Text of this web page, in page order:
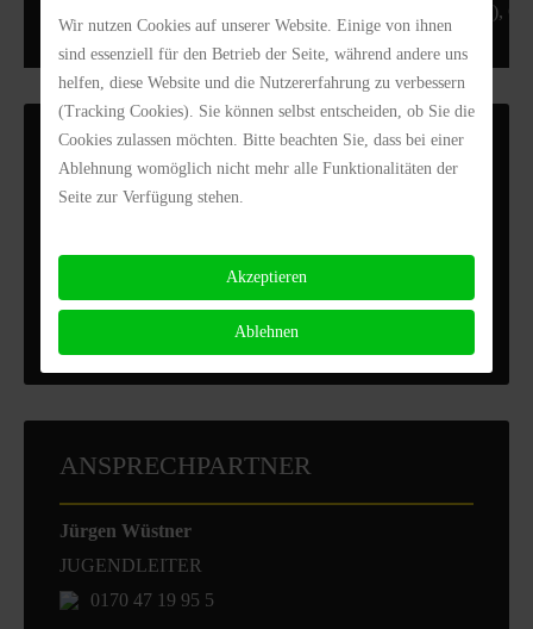
Monika Sticht (01743212953),
TRAININGSORT
ANSPRECHPARTNER
Jürgen Wüstner
JUGENDLEITER
0170 47 19 95 5
Wir nutzen Cookies auf unserer Website. Einige von ihnen
sind essenziell für den Betrieb der Seite, während andere uns
helfen, diese Website und die Nutzererfahrung zu verbessern
(Tracking Cookies). Sie können selbst entscheiden, ob Sie die
Cookies zulassen möchten. Bitte beachten Sie, dass bei einer
Ablehnung womöglich nicht mehr alle Funktionalitäten der
Seite zur Verfügung stehen.
Akzeptieren
Ablehnen